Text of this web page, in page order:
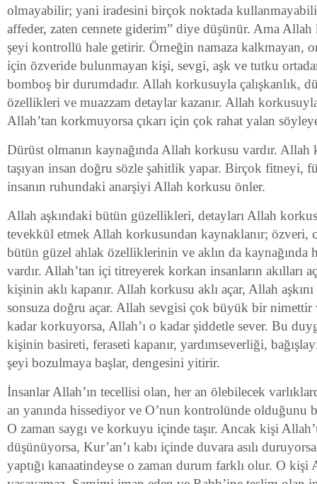
olmayabilir; yani iradesini birçok noktada
affeder, zaten cennete giderim” diye düşünür. Ama
şeyi kontrollü hale getirir. Örneğin namaza kalkmayan,
için özveride bulunmayan kişi, sevgi, aşk ve tutku
bomboş bir durumdadır. Allah korkusuyla çalışkanlık,
özellikleri ve muazzam detaylar kazanır. Allah
Allah’tan korkmuyorsa çıkarı için çok rahat yalan
Dürüst olmanın kaynağında Allah korkusu vardır.
taşıyan insan doğru sözle şahitlik yapar. Birçok fitneyi,
insanın ruhundaki anarşiyi Allah korkusu önler.
Allah aşkındaki bütün güzellikleri, detayları Allah
tevekkül etmek Allah korkusundan kaynaklanır; özveri,
bütün güzel ahlak özelliklerinin ve aklın da kaynağında
vardır. Allah’tan içi titreyerek korkan insanların akılları
kişinin aklı kapanır. Allah korkusu aklı açar, Allah
sonsuza doğru açar. Allah sevgisi çok büyük bir nimettir
kadar korkuyorsa, Allah’ı o kadar şiddetle sever. Bu
kişinin basireti, feraseti kapanır, yardımseverliği,
şeyi bozulmaya başlar, dengesini yitirir.
İnsanlar Allah’ın tecellisi olan, her an ölebilecek
an yanında hissediyor ve O’nun kontrolünde olduğunu
O zaman saygı ve korkuyu içinde taşır. Ancak kişi
düşünüyorsa, Kur’an’ı kabı içinde duvara asılı
yaptığı kanaatindeyse o zaman durum farklı olur. O kişi